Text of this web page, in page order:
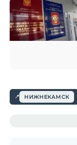
НИЖНЕКАМСК